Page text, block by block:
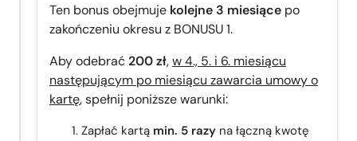
Ten bonus obejmuje kolejne 3 miesiące po
zakończeniu okresu z BONUSU 1.
Aby odebrać200 zł,w 4., 5. i 6. miesiącu
następującym po miesiącu zawarcia umowy o
kartę, spełnij poniższe warunki:
Zapłać kartą min. 5 razy na łączną kwotę